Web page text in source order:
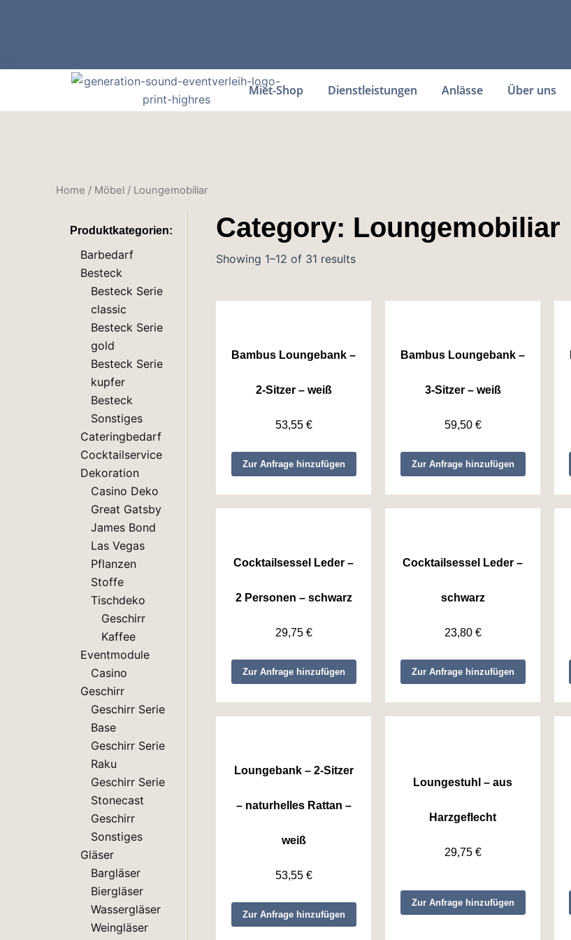
Miet-Shop Dienstleistungen Anlässe Über uns
Home / Möbel / Loungemobiliar
Produktkategorien:
Barbedarf
Besteck
Besteck Serie
classic
Besteck Serie
gold
Besteck Serie
kupfer
Besteck
Sonstiges
Cateringbedarf
Cocktailservice
Dekoration
Casino Deko
Great Gatsby
James Bond
Las Vegas
Pflanzen
Stoffe
Tischdeko
Geschirr
Kaffee
Eventmodule
Casino
Geschirr
Geschirr Serie
Base
Geschirr Serie
Raku
Geschirr Serie
Stonecast
Geschirr
Sonstiges
Gläser
Bargläser
Biergläser
Wassergläser
Weingläser
Category: Loungemobiliar
Showing 1–12 of 31 results
Bambus Loungebank –
2-Sitzer – weiß
53,55 €
Zur Anfrage hinzufügen
Bambus Loungebank –
3-Sitzer – weiß
59,50 €
Zur Anfrage hinzufügen
Cocktailsessel Leder –
2 Personen – schwarz
29,75 €
Zur Anfrage hinzufügen
Cocktailsessel Leder –
schwarz
23,80 €
Zur Anfrage hinzufügen
Loungebank – 2-Sitzer
– naturhelles Rattan –
weiß
53,55 €
Zur Anfrage hinzufügen
Loungestuhl – aus
Harzgeflecht
29,75 €
Zur Anfrage hinzufügen